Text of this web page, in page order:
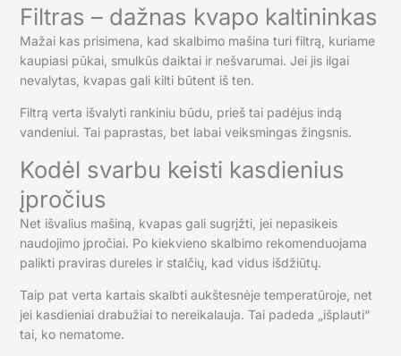
Filtras – dažnas kvapo kaltininkas
Mažai kas prisimena, kad skalbimo mašina turi filtrą, kuriame
kaupiasi pūkai, smulkūs daiktai ir nešvarumai. Jei jis ilgai
nevalytas, kvapas gali kilti būtent iš ten.
Filtrą verta išvalyti rankiniu būdu, prieš tai padėjus indą
vandeniui. Tai paprastas, bet labai veiksmingas žingsnis.
Kodėl svarbu keisti kasdienius
įpročius
Net išvalius mašiną, kvapas gali sugrįžti, jei nepasikeis
naudojimo įpročiai. Po kiekvieno skalbimo rekomenduojama
palikti praviras dureles ir stalčių, kad vidus išdžiūtų.
Taip pat verta kartais skalbti aukštesnėje temperatūroje, net
jei kasdieniai drabužiai to nereikalauja. Tai padeda „išplauti“
tai, ko nematome.